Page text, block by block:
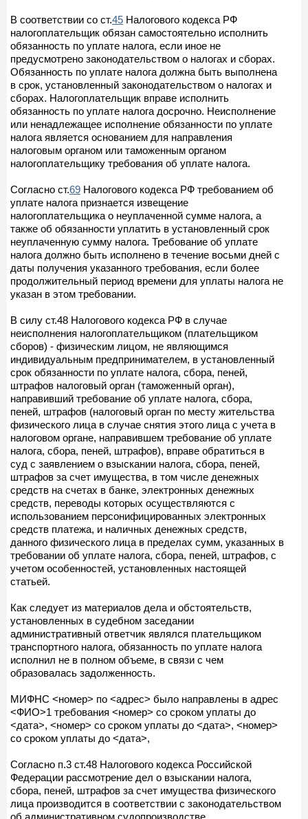
В соответствии со ст.45 Налогового кодекса РФ
налогоплательщик обязан самостоятельно исполнить
обязанность по уплате налога, если иное не
предусмотрено законодательством о налогах и сборах.
Обязанность по уплате налога должна быть выполнена
в срок, установленный законодательством о налогах и
сборах. Налогоплательщик вправе исполнить
обязанность по уплате налога досрочно. Неисполнение
или ненадлежащее исполнение обязанности по уплате
налога является основанием для направления
налоговым органом или таможенным органом
налогоплательщику требования об уплате налога.
Согласно ст.69 Налогового кодекса РФ требованием об
уплате налога признается извещение
налогоплательщика о неуплаченной сумме налога, а
также об обязанности уплатить в установленный срок
неуплаченную сумму налога. Требование об уплате
налога должно быть исполнено в течение восьми дней с
даты получения указанного требования, если более
продолжительный период времени для уплаты налога не
указан в этом требовании.
В силу ст.48 Налогового кодекса РФ в случае
неисполнения налогоплательщиком (плательщиком
сборов) - физическим лицом, не являющимся
индивидуальным предпринимателем, в установленный
срок обязанности по уплате налога, сбора, пеней,
штрафов налоговый орган (таможенный орган),
направивший требование об уплате налога, сбора,
пеней, штрафов (налоговый орган по месту жительства
физического лица в случае снятия этого лица с учета в
налоговом органе, направившем требование об уплате
налога, сбора, пеней, штрафов), вправе обратиться в
суд с заявлением о взыскании налога, сбора, пеней,
штрафов за счет имущества, в том числе денежных
средств на счетах в банке, электронных денежных
средств, переводы которых осуществляются с
использованием персонифицированных электронных
средств платежа, и наличных денежных средств,
данного физического лица в пределах сумм, указанных в
требовании об уплате налога, сбора, пеней, штрафов, с
учетом особенностей, установленных настоящей
статьей.
Как следует из материалов дела и обстоятельств,
установленных в судебном заседании
административный ответчик являлся плательщиком
транспортного налога, обязанность по уплате налога
исполнил не в полном объеме, в связи с чем
образовалась задолженность.
МИФНС <номер> по <адрес> было направлены в адрес
<ФИО>1 требования <номер> со сроком уплаты до
<дата>, <номер> со сроком уплаты до <дата>, <номер>
со сроком уплаты до <дата>,
Согласно п.3 ст.48 Налогового кодекса Российской
Федерации рассмотрение дел о взыскании налога,
сбора, пеней, штрафов за счет имущества физического
лица производится в соответствии с законодательством
об административном судопроизводстве.